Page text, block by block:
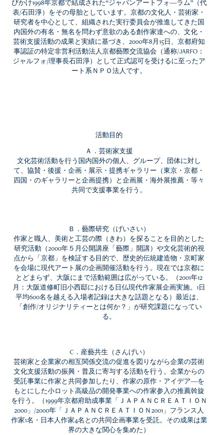
びかけ1998年京都で結成された“ジャパンアートフォ―ラム”（代
表/石田淨）をその母胎としています。京都の文化人・芸術家・
研究者を中心として、組織された実行委員会が推進してきた国
内国外の有名・無名を問わず意欲のある創作家達への、文化・
芸術支援活動の成果と実績に基づき、2000年8月15日、京都府知
事認証の特定非営利活動法人京都藝際交流協会（通称/JARFO：
ジャルフォ/理事長石田淨）として正式認可を受けるに至ったア
ート系ＮＰＯ法人です。
活動目的
Ａ．芸術家支援
文化芸術活動を行う国内国外の個人、グループ、団体に対し
て、協賛・後援・企画・展示・提携ギャラリー（東京・京都・
四国・のギャラリーと企画提携）と企画展・海外展推薦・等々
共同で支援事業を行う。
Ｂ．藝際研究（げいさい）
作家と職人、美術と工芸の際（きわ）を探ることを目的とした
研究活動（2000年５月公開講座「藝際」開講）や文化芸術的視
点から「京都」を検証する目的で、歴史的伝統建造物・京町家
を会場に現代アート展の企画開催活動を行う。現在では京都に
とどまらず、大阪にまで活動範囲は広がっている。（2001年12
月：大阪道修町旧小西邸における日仏現代作家展企画実施。1日
平均600名を越える入場者記録は大きな話題となる）最近は、
「創作/オリジナリティーとは何か？」が研究課題になってい
る。
C．産藝共生（さんげい）
芸術家と企業家の相互関係交流の促進を図りながら企業の芸術
文化支援活動の振興・普及に寄与する活動を行う。企業からの
受託事業に作家と共同参加したり、作家の原作・アイデア―を
もとにした小ロット高級品の開発事業への作家参入の推薦斡旋
を行う。（1999年京都府助成事業「ＪＡＰＡＮＣＲＥＡＴＩＯＮ
2000」/2000年「ＪＡＰＡＮＣＲＥＡＴＩＯＮ2001」フランス人
作家1名・日本人作家4名との共同企画事業を受託。その成果は業
界の大きな関心を集めた）